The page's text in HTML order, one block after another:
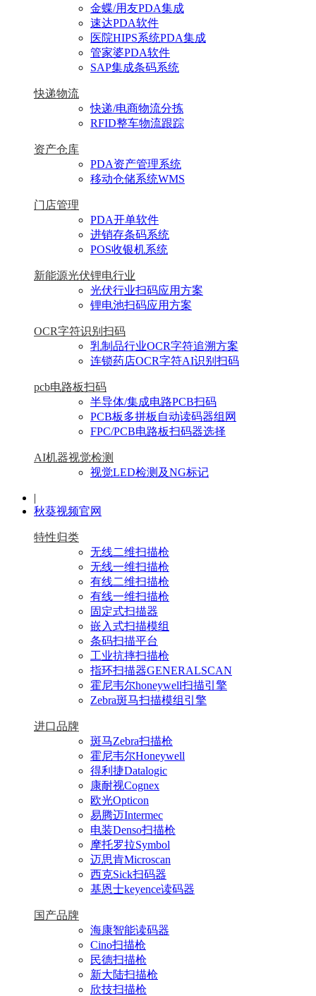
金蝶/用友PDA集成
速达PDA软件
医院HIPS系统PDA集成
管家婆PDA软件
SAP集成条码系统
快递物流
快递/电商物流分拣
RFID整车物流跟踪
资产仓库
PDA资产管理系统
移动仓储系统WMS
门店管理
PDA开单软件
进销存条码系统
POS收银机系统
新能源光伏锂电行业
光伏行业扫码应用方案
锂电池扫码应用方案
OCR字符识别扫码
乳制品行业OCR字符追溯方案
连锁药店OCR字符AI识别扫码
pcb电路板扫码
半导体/集成电路PCB扫码
PCB板多拼板自动读码器组网
FPC/PCB电路板扫码器选择
AI机器视觉检测
视觉LED检测及NG标记
|
秋葵视频官网
特性归类
无线二维扫描枪
无线一维扫描枪
有线二维扫描枪
有线一维扫描枪
固定式扫描器
嵌入式扫描模组
条码扫描平台
工业抗摔扫描枪
指环扫描器GENERALSCAN
霍尼韦尔honeywell扫描引擎
Zebra斑马扫描模组引擎
进口品牌
斑马Zebra扫描枪
霍尼韦尔Honeywell
得利捷Datalogic
康耐视Cognex
欧光Opticon
易腾迈Intermec
电装Denso扫描枪
摩托罗拉Symbol
迈思肯Microscan
西克Sick扫码器
基恩士keyence读码器
国产品牌
海康智能读码器
Cino扫描枪
民德扫描枪
新大陆扫描枪
欣技扫描枪